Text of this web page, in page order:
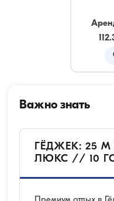
Важно знать
ГЁДЖЕК: 25
ЛЮКС // 10